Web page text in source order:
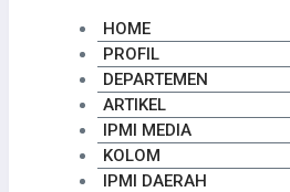
HOME
PROFIL
DEPARTEMEN
ARTIKEL
IPMI MEDIA
KOLOM
IPMI DAERAH